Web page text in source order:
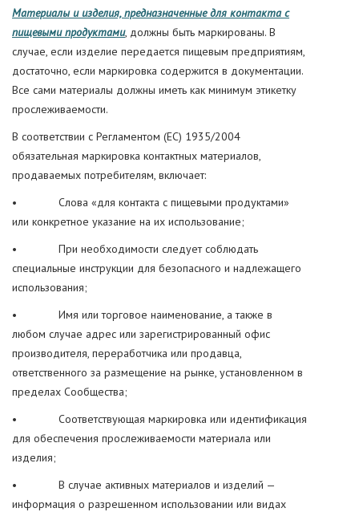
Материалы и изделия, предназначенные для контакта с
пищевыми продуктами, должны быть маркированы. В
случае, если изделие передается пищевым предприятиям,
достаточно, если маркировка содержится в документации.
Все сами материалы должны иметь как минимум этикетку
прослеживаемости.
В соответствии с Регламентом (ЕС) 1935/2004
обязательная маркировка контактных материалов,
продаваемых потребителям, включает:
• Слова «для контакта с пищевыми продуктами»
или конкретное указание на их использование;
• При необходимости следует соблюдать
специальные инструкции для безопасного и надлежащего
использования;
• Имя или торговое наименование, а также в
любом случае адрес или зарегистрированный офис
производителя, переработчика или продавца,
ответственного за размещение на рынке, установленном в
пределах Сообщества;
• Соответствующая маркировка или идентификация
для обеспечения прослеживаемости материала или
изделия;
• В случае активных материалов и изделий —
информация о разрешенном использовании или видах